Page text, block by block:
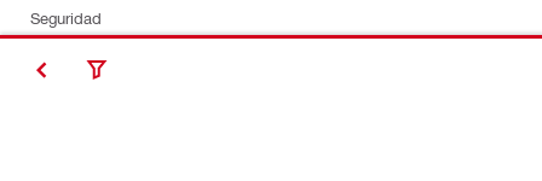
Seguridad
Línea de ayuda/denuncia para socios comerciales